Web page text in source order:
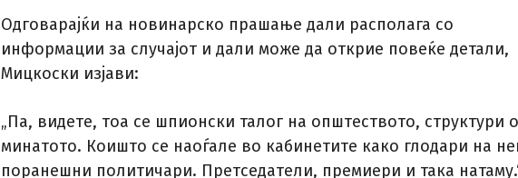
Одговарајќи на новинарско прашање дали располага со
информации за случајот и дали може да открие повеќе детали,
Мицкоски изјави:
„Па, видете, тоа се шпионски талог на општеството, структури
минатото. Коишто се наоѓале во кабинетите како глодари на
поранешни политичари. Претседатели, премиери и така